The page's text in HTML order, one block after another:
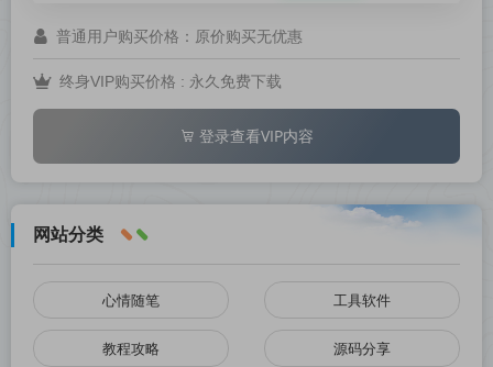
普通用户购买价格： 原价购买无优惠
终身VIP购买价格 : 永久免费下载
登录查看VIP内容
网站分类
心情随笔 工具软件
教程攻略 源码分享